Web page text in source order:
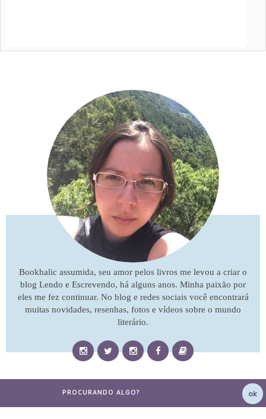
Bookhalic assumida, seu amor pelos livros me levou a criar o
blog Lendo e Escrevendo, há alguns anos. Minha paixão por
eles me fez continuar. No blog e redes sociais você encontrará
muitas novidades, resenhas, fotos e vídeos sobre o mundo
literário.